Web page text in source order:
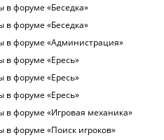
в форуме «Беседка»
в форуме «Беседка»
в форуме «Администрация»
в форуме «Ересь»
в форуме «Ересь»
в форуме «Ересь»
в форуме «Игровая механика»
в форуме «Поиск игроков»